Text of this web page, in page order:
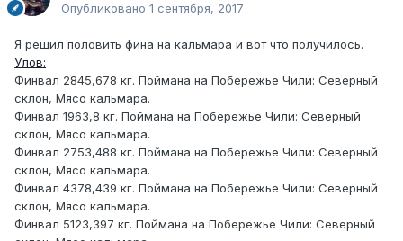
Опубликовано 1 сентября, 2017
Я решил половить фина на кальмара и вот что получилось.
Улов:
Финвал 2845,678 кг. Поймана на Побережье Чили: Северный
склон, Мясо кальмара.
Финвал 1963,8 кг. Поймана на Побережье Чили: Северный
склон, Мясо кальмара.
Финвал 2753,488 кг. Поймана на Побережье Чили: Северный
склон, Мясо кальмара.
Финвал 4378,439 кг. Поймана на Побережье Чили: Северный
склон, Мясо кальмара.
Финвал 5123,397 кг. Поймана на Побережье Чили: Северный